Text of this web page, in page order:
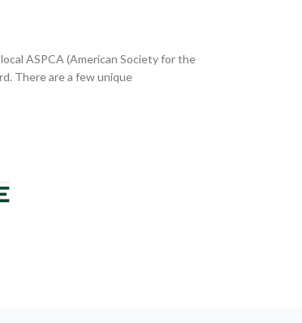
ASPCA (American Society for the
There are a few unique